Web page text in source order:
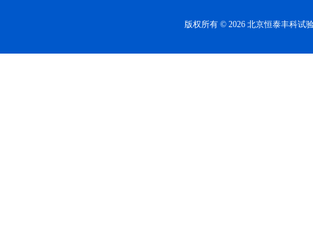
版权所有 © 2026 北京恒泰丰科试